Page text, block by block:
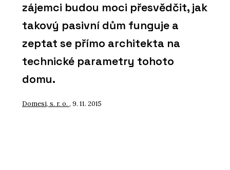
zájemci budou moci přesvědčit, jak
takový pasivní dům funguje a
zeptat se přímo architekta na
technické parametry tohoto
domu.
Domesi, s. r. o. , 9. 11. 2015